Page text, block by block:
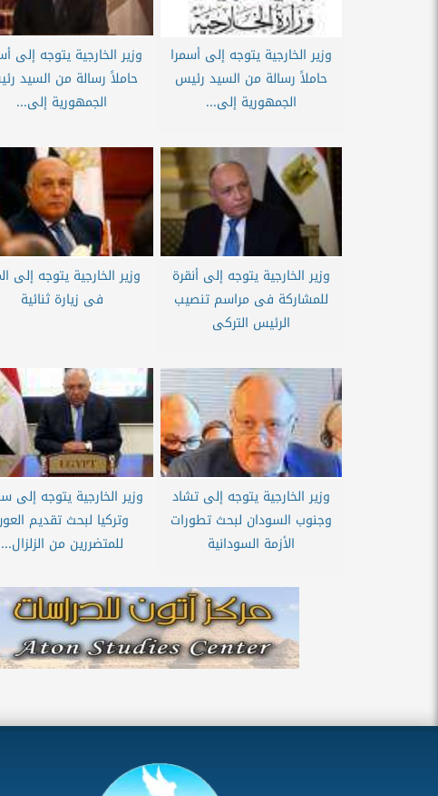
وزير الخارجية يتوجه إلى أسمرا
حاملاً رسالة من السيد رئيس
الجمهورية إلى...
وزير الخارجية يتوجه إلى
حاملاً رسالة من السيد
الجمهورية إلى...
وزير الخارجية يتوجه إلى أنقرة
للمشاركة فى مراسم تنصيب
الرئيس التركى
وزير الخارجية يتوجه إلى
فى زيارة ثنائية
وزير الخارجية يتوجه إلى تشاد
وجنوب السودان لبحث تطورات
الأزمة السودانية
وزير الخارجية يتوجه إلى
وتركيا لبحث تقديم
للمتضررين من الزلزال...